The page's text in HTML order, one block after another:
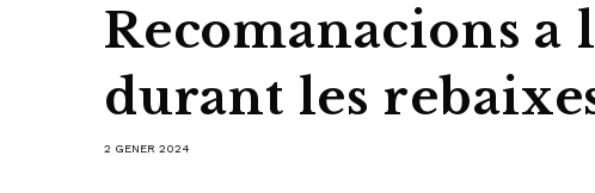
Recomanacions a
durant les
2 GENER 2024